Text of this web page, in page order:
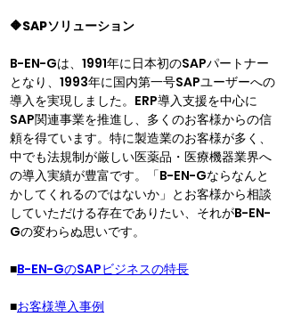
🔶SAPソリューション
B-EN-Gは、1991年に日本初のSAPパートナー
となり、1993年に国内第一号SAPユーザーへの
導入を実現しました。ERP導入支援を中心に
SAP関連事業を推進し、多くのお客様からの信
頼を得ています。特に製造業のお客様が多く、
中でも法規制が厳しい医薬品・医療機器業界へ
の導入実績が豊富です。「B-EN-Gならなんと
かしてくれるのではないか」とお客様から相談
していただける存在でありたい、それがB-EN-
Gの変わらぬ思いです。
■B-EN-GのSAPビジネスの特長
■お客様導入事例